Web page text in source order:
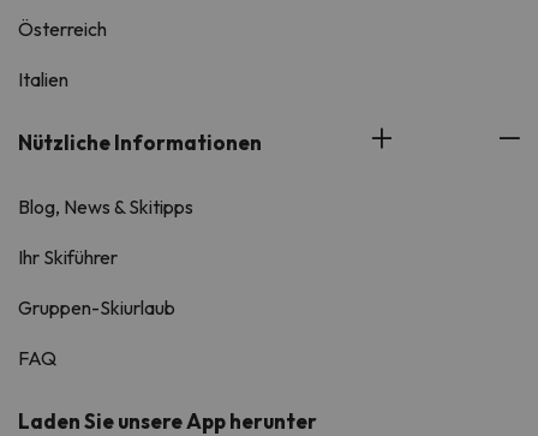
Österreich
Italien
Nützliche Informationen
Blog, News & Skitipps
Ihr Skiführer
Gruppen-Skiurlaub
FAQ
Laden Sie unsere App herunter